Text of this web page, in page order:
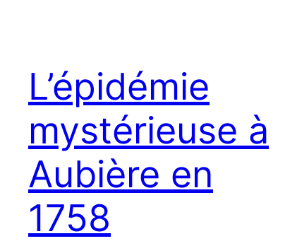
L’épidémie
mystérieuse à
Aubière en
1758